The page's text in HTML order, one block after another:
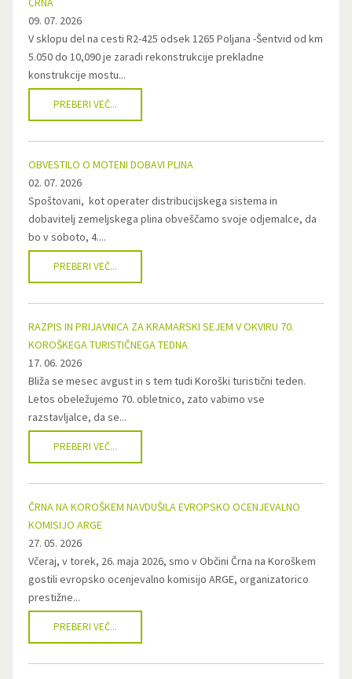
09. 07. 2026
V sklopu del na cesti R2-425 odsek 1265 Poljana -Šentvid od km
5.050 do 10,090 je zaradi rekonstrukcije prekladne
konstrukcije mostu...
PREBERI VEČ...
OBVESTILO O MOTENI DOBAVI PLINA
02. 07. 2026
Spoštovani, kot operater distribucijskega sistema in
dobavitelj zemeljskega plina obveščamo svoje odjemalce, da
bo v soboto, 4....
PREBERI VEČ...
RAZPIS IN PRIJAVNICA ZA KRAMARSKI SEJEM V OKVIRU 70.
KOROŠKEGA TURISTIČNEGA TEDNA
17. 06. 2026
Bliža se mesec avgust in s tem tudi Koroški turistični teden.
Letos obeležujemo 70. obletnico, zato vabimo vse
razstavljalce, da se...
PREBERI VEČ...
ČRNA NA KOROŠKEM NAVDUŠILA EVROPSKO OCENJEVALNO
KOMISIJO ARGE
27. 05. 2026
Včeraj, v torek, 26. maja 2026, smo v Občini Črna na Koroškem
gostili evropsko ocenjevalno komisijo ARGE, organizatorico
prestižne...
PREBERI VEČ...